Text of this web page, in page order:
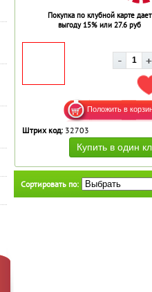
Покупка по клубной карте дает
выгоду 15% или 27.6 руб
Штрих код: 32703
Сортировать по: